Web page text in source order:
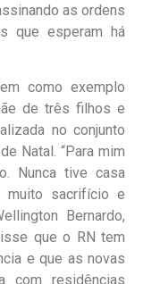
as ordens
que esperam há
como exemplo
de três filhos e
no conjunto
Natal. “Para mim
Nunca tive casa
muito sacrifício e
Bernardo,
que o RN tem
e que as novas
com residências